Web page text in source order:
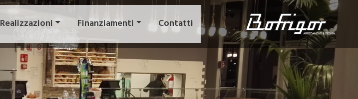
Realizzazioni Finanziamenti Contatti